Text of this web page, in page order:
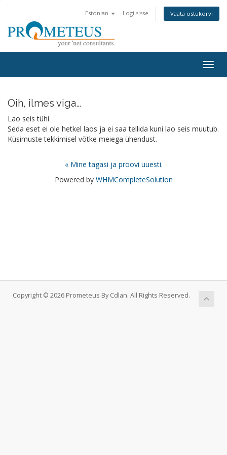
Estonian Logi sisse Vaata ostukorvi
Oih, ilmes viga…
Lao seis tühi
Seda eset ei ole hetkel laos ja ei saa tellida kuni lao seis muutub.
Küsimuste tekkimisel võtke meiega ühendust.
« Mine tagasi ja proovi uuesti.
Powered by WHMCompleteSolution
Copyright © 2026 Prometeus By Cdlan. All Rights Reserved.